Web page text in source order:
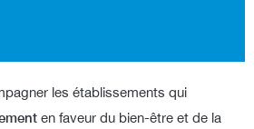
les établissements qui
en faveur du bien-être et de la